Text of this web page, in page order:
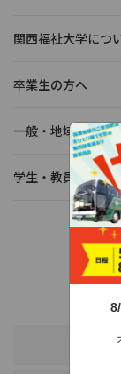
関西福祉大学につ
卒業生の方へ
一般・地域の方へ
学生・教員の活動
〒
アク